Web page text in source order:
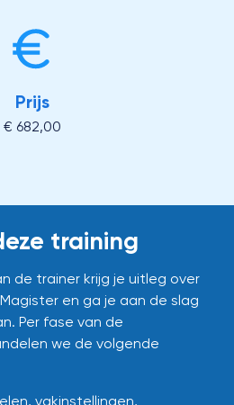
Prijs
€ 682,00
training
de trainer krijg je uitleg over
en ga je aan de slag
Per fase van de
we de volgende
vakinstellingen,